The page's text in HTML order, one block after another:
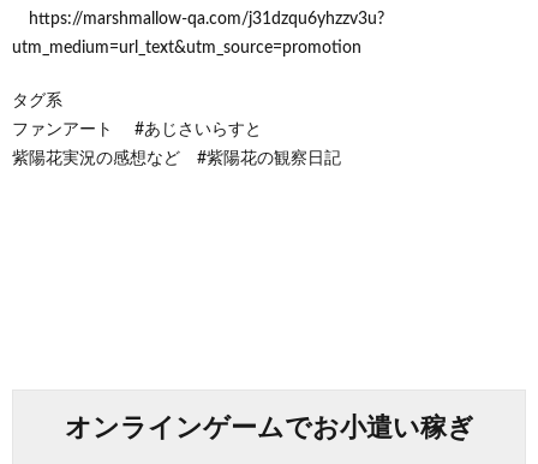
https://marshmallow-qa.com/j31dzqu6yhzzv3u?
utm_medium=url_text&utm_source=promotion
タグ系
ファンアート #あじさいらすと
紫陽花実況の感想など #紫陽花の観察日記
オンラインゲームでお小遣い稼ぎ